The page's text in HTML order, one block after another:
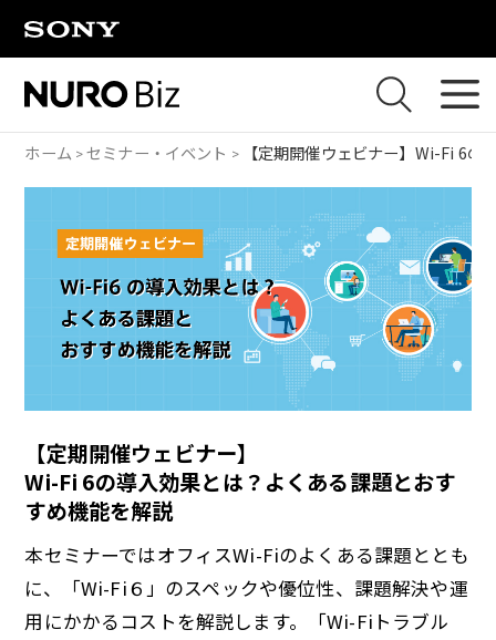
ホーム セミナー・イベント 【定期開催ウェビナー】 Wi-Fi 6の
【定期開催ウェビナー】
Wi-Fi 6の導入効果とは？よくある課題とおす
すめ機能を解説
本セミナーではオフィスWi-Fiのよくある課題ととも
に、「Wi-Fi６」のスペックや優位性、課題解決や運
用にかかるコストを解説します。「Wi-Fiトラブル